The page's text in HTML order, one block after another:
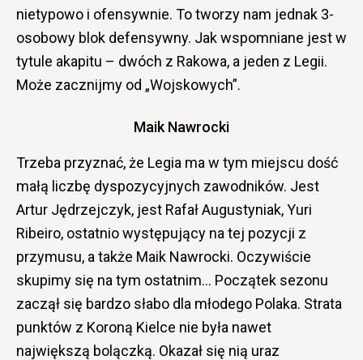
nietypowo i ofensywnie. To tworzy nam jednak 3-
osobowy blok defensywny. Jak wspomniane jest w
tytule akapitu – dwóch z Rakowa, a jeden z Legii.
Może zacznijmy od „Wojskowych”.
Maik Nawrocki
Trzeba przyznać, że Legia ma w tym miejscu dość
małą liczbę dyspozycyjnych zawodników. Jest
Artur Jędrzejczyk, jest Rafał Augustyniak, Yuri
Ribeiro, ostatnio występujący na tej pozycji z
przymusu, a także Maik Nawrocki. Oczywiście
skupimy się na tym ostatnim… Początek sezonu
zaczął się bardzo słabo dla młodego Polaka. Strata
punktów z Koroną Kielce nie była nawet
największą bolączką. Okazał się nią uraz